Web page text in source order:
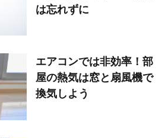
は忘れずに
エアコンでは非効率！部
屋の熱気は窓と扇風機で
換気しよう